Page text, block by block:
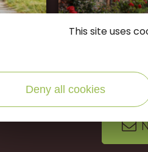
Restons
This site uses
Deny all cookies